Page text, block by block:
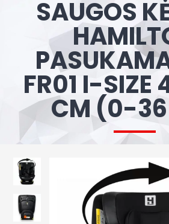
SAUGOS
FR01 I-
CM (0-